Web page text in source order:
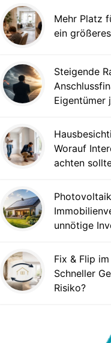
Mehr Platz
ein
Steigende
Eigentümer
Worauf
achten
unnötige
Fix & Flip
Schneller
Risiko?